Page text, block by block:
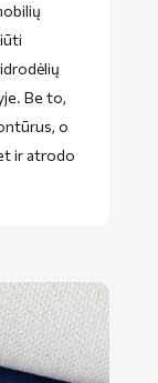
Be to,
o
ir atrodo